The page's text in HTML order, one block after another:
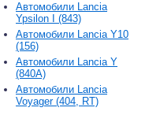
Автомобили Lancia
Ypsilon I (843)
Автомобили Lancia Y10
(156)
Автомобили Lancia Y
(840A)
Автомобили Lancia
Voyager (404, RT)